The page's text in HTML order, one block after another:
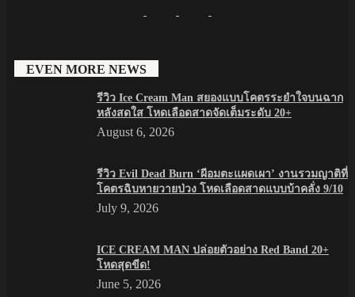
EVEN MORE NEWS
รีวิว Ice Cream Man สยองแบบโคตรระยำใจบนฉาก
หลังสดใส โหดเลือดสาดจัดเต็มระดับ 20+
August 6, 2026
รีวิว Evil Dead Burn ‘ผีอมตะแผดเผา’ งานรวมญาติที่
โคตรฉิบหายวายป่วง โหดเลือดสาดแบบบ้าคลั่ง 9/10
July 9, 2026
ICE CREAM MAN ปล่อยตัวอย่าง Red Band 20+
โหดสุดขีด!
June 5, 2026